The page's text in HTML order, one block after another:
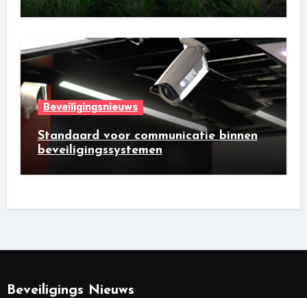
Beveiligingsnieuws
Standaard voor communicatie binnen
beveiligingssystemen
Beveiligings Nieuws